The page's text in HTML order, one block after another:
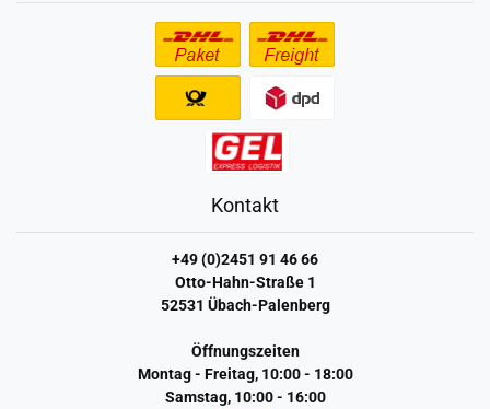
Kontakt
+49 (0)2451 91 46 66
Otto-Hahn-Straße 1
52531 Übach-Palenberg
Öffnungszeiten
Montag - Freitag, 10:00 - 18:00
Samstag, 10:00 - 16:00